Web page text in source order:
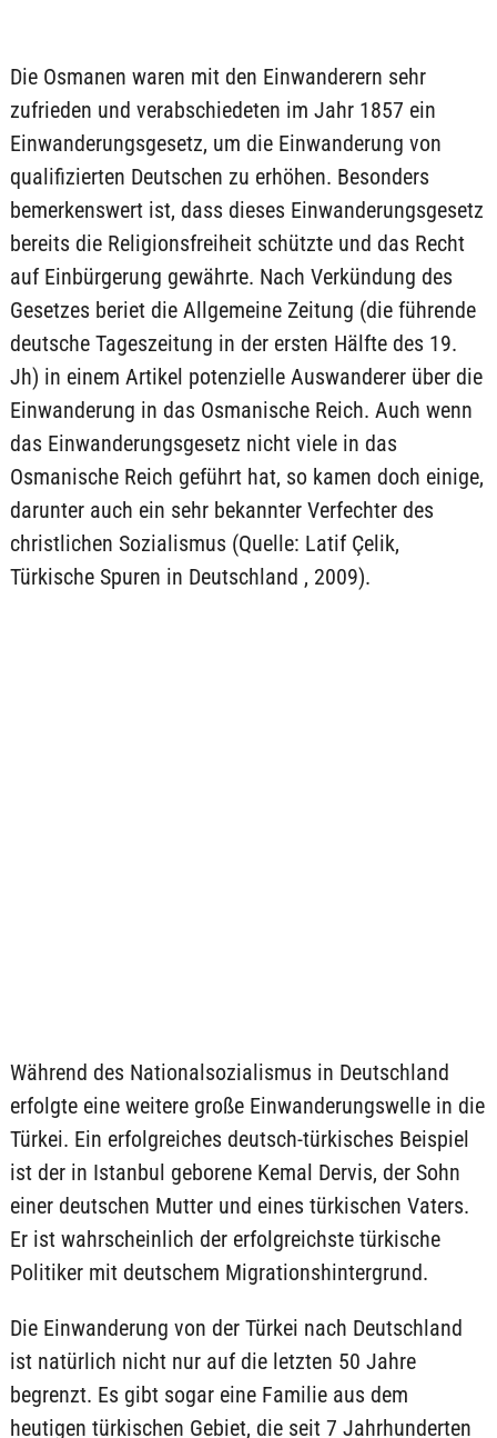
Die Osmanen waren mit den Einwanderern sehr
zufrieden und verabschiedeten im Jahr 1857 ein
Einwanderungsgesetz, um die Einwanderung von
qualifizierten Deutschen zu erhöhen. Besonders
bemerkenswert ist, dass dieses Einwanderungsgesetz
bereits die Religionsfreiheit schützte und das Recht
auf Einbürgerung gewährte. Nach Verkündung des
Gesetzes beriet die Allgemeine Zeitung (die führende
deutsche Tageszeitung in der ersten Hälfte des 19.
Jh) in einem Artikel potenzielle Auswanderer über die
Einwanderung in das Osmanische Reich. Auch wenn
das Einwanderungsgesetz nicht viele in das
Osmanische Reich geführt hat, so kamen doch einige,
darunter auch ein sehr bekannter Verfechter des
christlichen Sozialismus (Quelle: Latif Çelik,
Türkische Spuren in Deutschland , 2009).
Während des Nationalsozialismus in Deutschland
erfolgte eine weitere große Einwanderungswelle in die
Türkei. Ein erfolgreiches deutsch-türkisches Beispiel
ist der in Istanbul geborene Kemal Dervis, der Sohn
einer deutschen Mutter und eines türkischen Vaters.
Er ist wahrscheinlich der erfolgreichste türkische
Politiker mit deutschem Migrationshintergrund.
Die Einwanderung von der Türkei nach Deutschland
ist natürlich nicht nur auf die letzten 50 Jahre
begrenzt. Es gibt sogar eine Familie aus dem
heutigen türkischen Gebiet, die seit 7 Jahrhunderten